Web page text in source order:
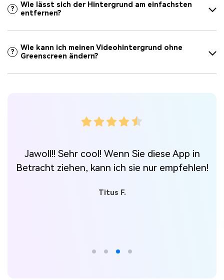
?
Wie lässt sich der Hintergrund am einfachsten
entfernen?
?
Wie kann ich meinen Videohintergrund ohne
Greenscreen ändern?
Jawoll!! Sehr cool! Wenn Sie diese App in
Betracht ziehen, kann ich sie nur empfehlen!
Titus F.